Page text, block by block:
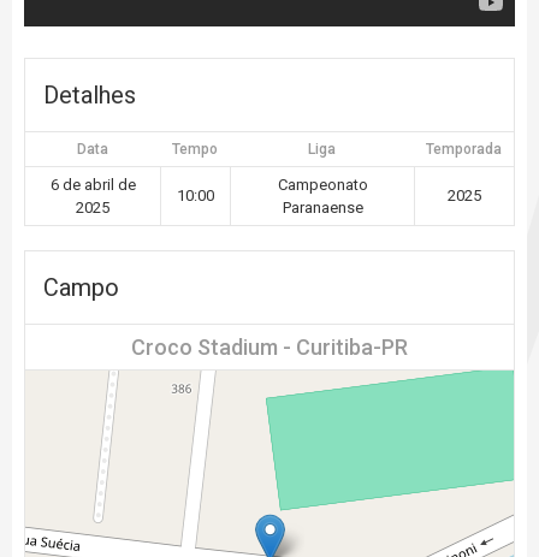
Detalhes
Data Tempo Liga Temporada
6 de abril de
2025
10:00
Campeonato
Paranaense
2025
Campo
Croco Stadium - Curitiba-PR